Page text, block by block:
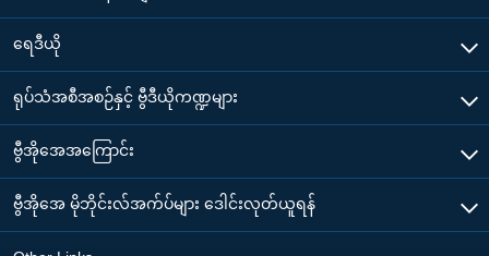
ရေဒီယို
ရုပ်သံအစီအစဉ်နှင့် ဗွီဒီယိုကဏ္ဍများ
ဗွီအိုအေအကြောင်း
ဗွီအိုအေ မိုဘိုင်းလ်အက်ပ်များ ဒေါင်းလုတ်ယူရန်